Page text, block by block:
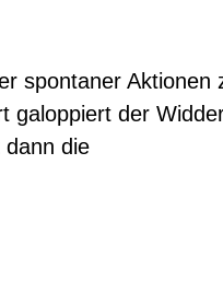
spontaner Aktionen
galoppiert der
die